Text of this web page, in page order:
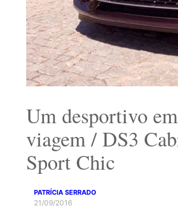
Um desportivo em
viagem / DS3
Sport Chic
PATRÍCIA SERRADO
21/09/2016